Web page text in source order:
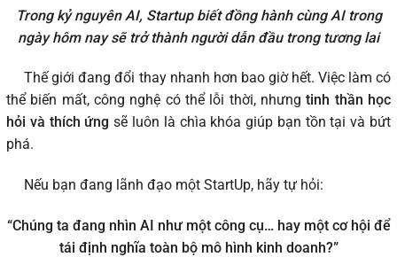
Trong kỷ nguyên AI, Startup biết đồng hành cùng AI trong
ngày hôm nay sẽ trở thành người dẫn đầu trong tương lai
Thế giới đang đổi thay nhanh hơn bao giờ hết. Việc làm có
thể biến mất, công nghệ có thể lỗi thời, nhưngtinh thần học
hỏi và thích ứng sẽ luôn là chìa khóa giúp bạn tồn tại và bứt
phá.
Nếu bạn đang lãnh đạo một StartUp, hãy tự hỏi:
“Chúng ta đang nhìn AI như một công cụ… hay một cơ hội để
tái định nghĩa toàn bộ mô hình kinh doanh?”